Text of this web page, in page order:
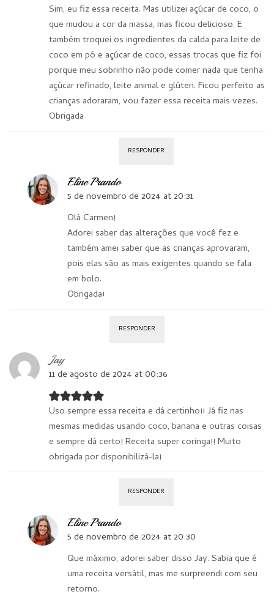
Sim, eu fiz essa receita. Mas utilizei açúcar de coco, o
que mudou a cor da massa, mas ficou delicioso. E
também troquei os ingredientes da calda para leite de
coco em pó e açúcar de coco, essas trocas que fiz foi
porque meu sobrinho não pode comer nada que tenha
açúcar refinado, leite animal e glúten. Ficou perfeito as
crianças adoraram, vou fazer essa receita mais vezes.
Obrigada
RESPONDER
Eline Prando
5 de novembro de 2024 at 20:31
Olá Carmen!
Adorei saber das alterações que você fez e
também amei saber que as crianças aprovaram,
pois elas são as mais exigentes quando se fala
em bolo.
Obrigada!
RESPONDER
Jay
11 de agosto de 2024 at 00:36
Uso sempre essa receita e dá certinho!! Já fiz nas
mesmas medidas usando coco, banana e outras coisas
e sempre dá certo! Receita super coringa!! Muito
obrigada por disponibilizá-la!
RESPONDER
Eline Prando
5 de novembro de 2024 at 20:30
Que máximo, adorei saber disso Jay. Sabia que é
uma receita versátil, mas me surpreendi com seu
retorno.